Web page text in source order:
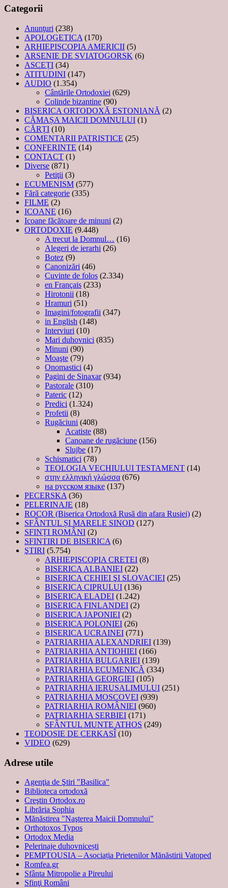
Categorii
Anunţuri (238)
APOLOGETICA (170)
ARHIEPISCOPIA AMERICII (5)
ARSENIE DE SVIATOGORSK (6)
ASCEȚI (34)
ATITUDINI (147)
AUDIO (1.354)
Cântările Ortodoxiei (629)
Colinde bizantine (90)
BISERICA ORTODOXĂ ESTONIANĂ (2)
CĂMAȘA MAICII DOMNULUI (1)
CĂRȚI (10)
COMENTARII PATRISTICE (25)
CONFERINTE (14)
CONTACT (1)
Diverse (871)
Petiţii (3)
ECUMENISM (577)
Fără categorie (335)
FILME (2)
ICOANE (16)
Icoane făcătoare de minuni (2)
ORTODOXIE (9.448)
A trecut la Domnul… (16)
Alegeri de ierarhi (26)
Botez (9)
Canonizări (46)
Cuvinte de folos (2.334)
en Français (233)
Hirotonii (18)
Hramuri (51)
Imagini/fotografii (347)
in English (148)
Interviuri (10)
Mari duhovnici (835)
Minuni (90)
Moaşte (79)
Onomastici (4)
Pagini de Sinaxar(934)
Pastorale (310)
Pateric (12)
Predici (1.324)
Profetii (8)
Rugăciuni (408)
Acatiste (88)
Canoane de rugăciune (156)
Slujbe (17)
Schismatici (78)
TEOLOGIA VECHIULUI TESTAMENT (14)
στην ελληνική γλώσσα (676)
на русском языке (137)
PECERSKA (36)
PELERINAJE (18)
ROCOR (Biserica Ortodoxă Rusă din afara Rusiei) (2)
SFÂNTUL ȘI MARELE SINOD (127)
SFINȚI ROMÂNI (2)
SFINTIRI DE BISERICA (6)
ŞTIRI (5.754)
ARHIEPISCOPIA CRETEI (8)
BISERICA ALBANIEI (22)
BISERICA CEHIEI ŞI SLOVACIEI (25)
BISERICA CIPRULUI (136)
BISERICA ELADEI (1.242)
BISERICA FINLANDEI (2)
BISERICA JAPONIEI (2)
BISERICA POLONIEI (26)
BISERICA UCRAINEI (771)
PATRIARHIA ALEXANDRIEI (139)
PATRIARHIA ANTIOHIEI (166)
PATRIARHIA BULGARIEI (139)
PATRIARHIA ECUMENICĂ (334)
PATRIARHIA GEORGIEI (105)
PATRIARHIA IERUSALIMULUI (251)
PATRIARHIA MOSCOVEI (939)
PATRIARHIA ROMÂNIEI (960)
PATRIARHIA SERBIEI (171)
SFÂNTUL MUNTE ATHOS (249)
TEODOSIE DE CERKASÎ (10)
VIDEO (629)
Adrese utile
Agenţia de Ştiri "Basilica"
Biblioteca ortodoxă
Creştin Ortodox.ro
Librăria Sophia
Mănăstirea "Naşterea Maicii Domnului"
Orthotoxos Typos
Ortodox Media
Pelerinaje duhovnicești
PEMPTOUSIA – Asociația Prietenilor Mănăstirii Vatoped
Romfea.gr
Sfânta Mitropolie a Pireului
Sfinţi Români